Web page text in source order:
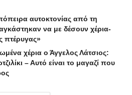
αυτοκτονίας από τη
να με δέσουν χέρια-
πτέρυγας»
χέρια ο Άγγελος Λάτσιος:
– Αυτό είναι το μαγαζί που